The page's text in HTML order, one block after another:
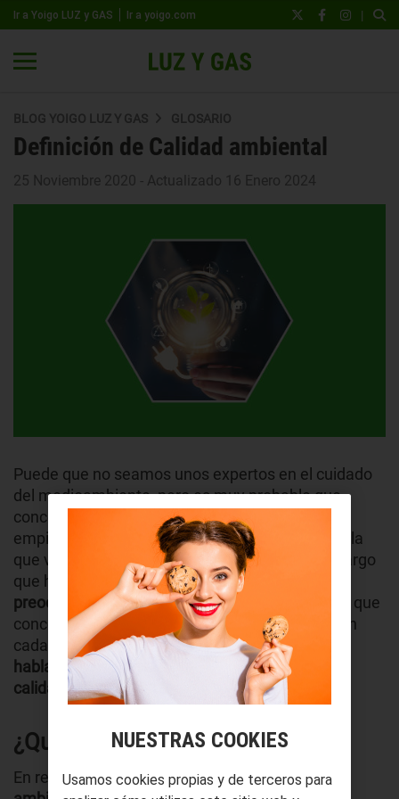
Ir a Yoigo LUZ y GAS Ir a yoigo.com |
BLOG YOIGO LUZ Y GAS GLOSARIO
Definición de Calidad ambiental
25 Noviembre 2020 - Actualizado 16 Enero 2024
Puede que no seamos unos expertos en el cuidado
del medioambiente, pero es muy probable que
conceptos como el de lacalidad ambiental
empiecen a sonarnos bastante. La sociedad en la
que vivimos parece haber despertado de un letargo
que ha durado no pocas décadas y por fin
preocupa por el entorno que la rodea
. Esto hace que
conceptos como el de la calidad ambiental estén
cada vez en más discursos, pero…¿de qué
hablamos exactamente cuando hablamos de
calidad ambiental?
¿Qué es la calidad ambiental?
En realidad, para definir el concepto decalidad
NUESTRAS COOKIES
Usamos cookies propias y de terceros para